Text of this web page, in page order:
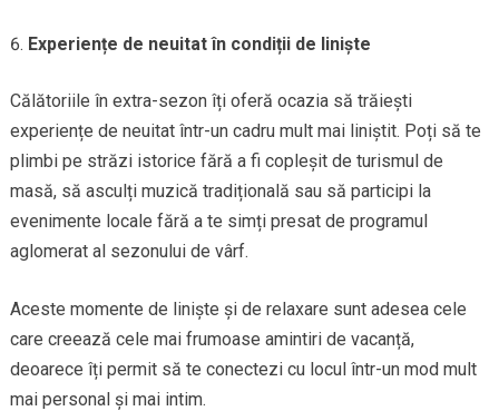
Experiențe de neuitat în condiții de liniște
Călătoriile în extra-sezon îți oferă ocazia să trăiești
experiențe de neuitat într-un cadru mult mai liniștit. Poți să te
plimbi pe străzi istorice fără a fi copleșit de turismul de
masă, să asculți muzică tradițională sau să participi la
evenimente locale fără a te simți presat de programul
aglomerat al sezonului de vârf.
Aceste momente de liniște și de relaxare sunt adesea cele
care creează cele mai frumoase amintiri de vacanță,
deoarece îți permit să te conectezi cu locul într-un mod mult
mai personal și mai intim.